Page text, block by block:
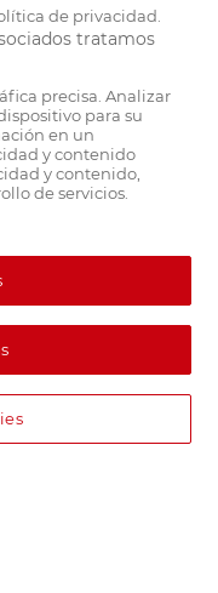
de privacidad.
tratamos
precisa. Analizar
para su
en un
y contenido
y contenido,
de servicios.